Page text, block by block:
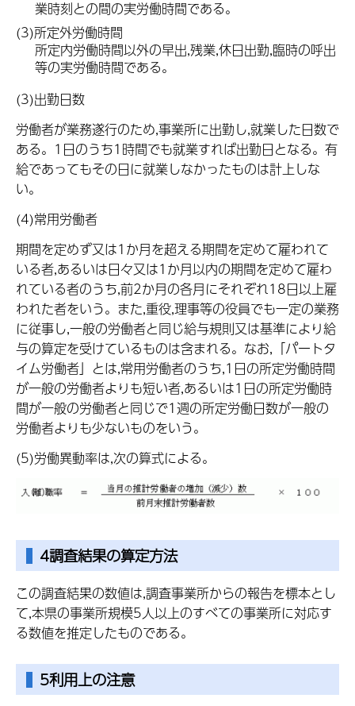
業時刻との間の実労働時間である。
(3)所定外労働時間
所定内労働時間以外の早出,残業,休日出勤,臨時の呼出
等の実労働時間である。
(3)出勤日数
労働者が業務遂行のため,事業所に出勤し,就業した日数で
ある。1日のうち1時間でも就業すれば出勤日となる。有
給であってもその日に就業しなかったものは計上しな
い。
(4)常用労働者
期間を定めず又は1か月を超える期間を定めて雇われて
いる者,あるいは日々又は1か月以内の期間を定めて雇わ
れている者のうち,前2か月の各月にそれぞれ18日以上雇
われた者をいう。また,重役,理事等の役員でも一定の業務
に従事し,一般の労働者と同じ給与規則又は基準により給
与の算定を受けているものは含まれる。なお,「パートタ
イム労働者」とは,常用労働者のうち,1日の所定労働時間
が一般の労働者よりも短い者,あるいは1日の所定労働時
間が一般の労働者と同じで1週の所定労働日数が一般の
労働者よりも少ないものをいう。
(5)労働異動率は,次の算式による。
4調査結果の算定方法
この調査結果の数値は,調査事業所からの報告を標本とし
て,本県の事業所規模5人以上のすべての事業所に対応す
る数値を推定したものである。
5利用上の注意